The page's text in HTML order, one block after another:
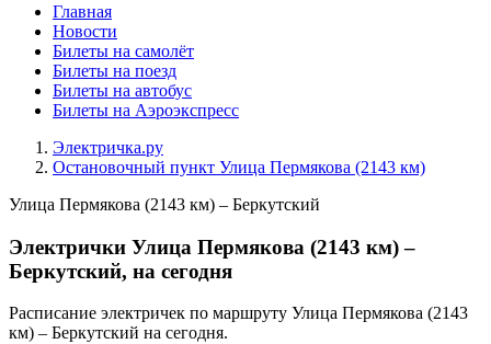
Главная
Новости
Билеты на самолёт
Билеты на поезд
Билеты на автобус
Билеты на Аэроэкспресс
Электричка.ру
Остановочный пункт Улица Пермякова (2143 км)
Улица Пермякова (2143 км) – Беркутский
Электрички Улица Пермякова (2143 км) –
Беркутский, на сегодня
Расписание электричек по маршруту Улица Пермякова (2143
км) – Беркутский на сегодня.